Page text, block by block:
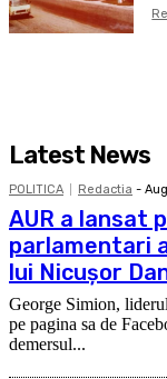
Latest News
POLITICA Redactia -
AUR a lansat
parlamentari
lui Nicușor
George Simion,
pe pagina sa de
demersul...